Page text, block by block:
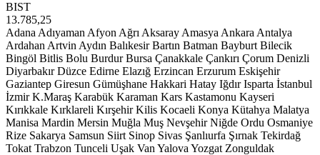
BIST
13.785,25
Adana Adıyaman Afyon Ağrı Aksaray Amasya Ankara Antalya
Ardahan Artvin Aydın Balıkesir Bartın Batman Bayburt Bilecik
Bingöl Bitlis Bolu Burdur Bursa Çanakkale Çankırı Çorum Denizli
Diyarbakır Düzce Edirne Elazığ Erzincan Erzurum Eskişehir
Gaziantep Giresun Gümüşhane Hakkari Hatay Iğdır Isparta İstanbul
İzmir K.Maraş Karabük Karaman Kars Kastamonu Kayseri
Kırıkkale Kırklareli Kırşehir Kilis Kocaeli Konya Kütahya Malatya
Manisa Mardin Mersin Muğla Muş Nevşehir Niğde Ordu Osmaniye
Rize Sakarya Samsun Siirt Sinop Sivas Şanlıurfa Şırnak Tekirdağ
Tokat Trabzon Tunceli Uşak Van Yalova Yozgat Zonguldak